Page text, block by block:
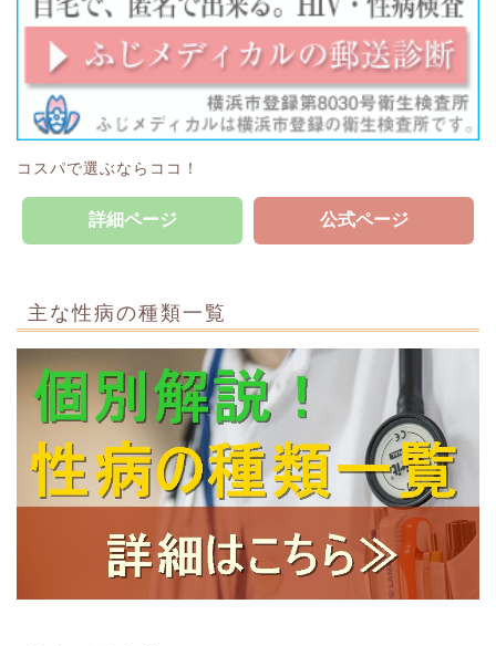
コスパで選ぶならココ！
詳細ページ 公式ページ
主な性病の種類一覧